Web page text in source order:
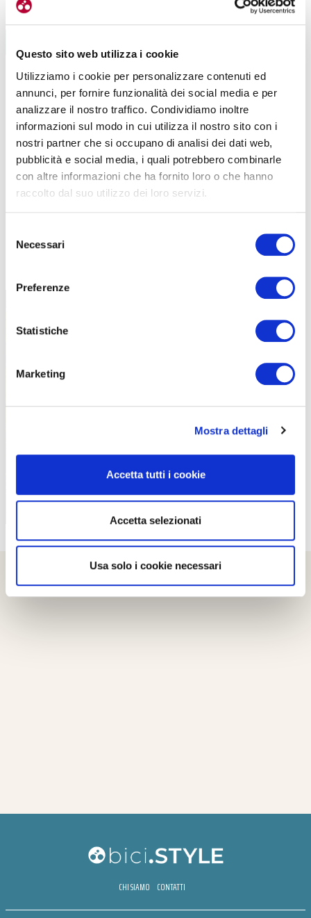
Questo sito web utilizza i cookie
Utilizziamo i cookie per personalizzare contenuti ed
annunci, per fornire funzionalità dei social media e per
analizzare il nostro traffico. Condividiamo inoltre
informazioni sul modo in cui utilizza il nostro sito con i
nostri partner che si occupano di analisi dei dati web,
pubblicità e social media, i quali potrebbero combinarle
con altre informazioni che ha fornito loro o che hanno
raccolto dal suo utilizzo dei loro servizi.
delNecessari
Preferenze
Statistiche
Marketing
Mostra dettagli
Accetta tutti i cookie
Accetta selezionati
Usa solo i cookie necessari
ALBANIA
LEGGI TUTTI GLI ARTICOLI
DOPO L’ALBANIA, PASSAGGIO IN
GRECIA: L’EPILOGO DEL VIAGGIO
19-10-2022
PROPOSTE
CHI SIAMO CONTATTI